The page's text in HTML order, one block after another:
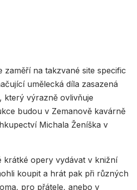
zaměří na takzvané site specific
umělecká díla zasazená
výrazně ovlivňuje
budou v Zemanově kavárně
Michala Ženíška v
krátké opery vydávat v knižní
koupit a hrát pak při různých
pro přátele, anebo v